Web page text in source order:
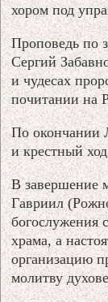
хором под
Проповедь по
Сергий
и чудесах
почитании на
По окончании
и крестный
В завершение
Гавриил
богослужения
храма, а
организацию
молитву